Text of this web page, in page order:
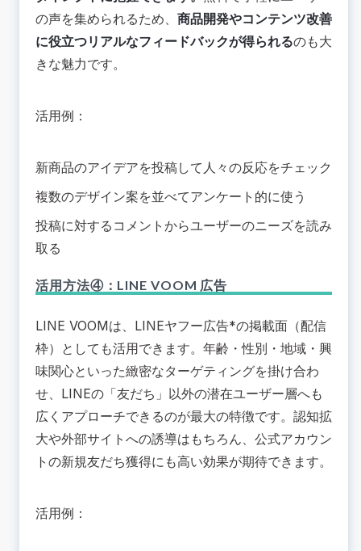
の声を集められるため、 商品開発やコンテンツ改善
に役立つリアルなフィードバックが得られるのも大
きな魅力です。
活用例：
新商品のアイデアを投稿して人々の反応をチェック
複数のデザイン案を並べてアンケート的に使う
投稿に対するコメントからユーザーのニーズを読み
取る
活用方法④：LINE VOOM 広告
LINE VOOMは、LINEヤフー広告*の掲載面（配信
枠）としても活用できます。年齢・性別・地域・興
味関心といった緻密なターゲティングを掛け合わ
せ、LINEの「友だち」以外の潜在ユーザー層へも
広くアプローチできるのが最大の特徴です。認知拡
大や外部サイトへの誘導はもちろん、公式アカウン
トの新規友だち獲得にも高い効果が期待できます。
活用例：